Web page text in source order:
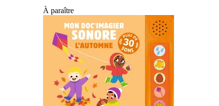
À paraître